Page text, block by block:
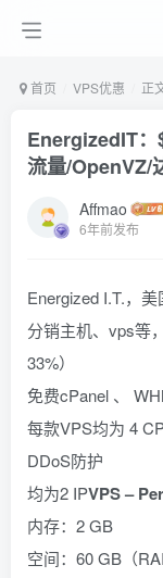
首页 VPS优惠 正
EnergizedIT：
流量/OpenVZ/
Affmao
6年前发布
Energized I.T.，
分销主机、vps等
33%）
免费cPanel 、
每款VPS均为 4
DDoS防护
均为2 IPVPS –
内存：2 GB
空间：60 GB（